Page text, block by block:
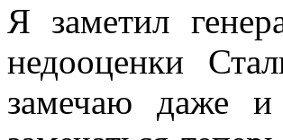
Я заметил
недооценки
замечаю даже и